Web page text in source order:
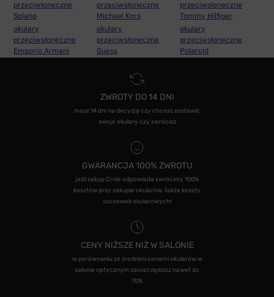
przeciwłoneczne
Solano
przeciwsłoneczne
Michael Kors
przeciwsłoneczne
Tommy Hilfiger
okulary
przeciwsłoneczne
Emporio Armani
okulary
przeciwsłoneczne
Guess
okulary
przeciwsłoneczne
Polaroid
ZWROTY DO 14 DNI
masz 14 dni na decyzję czy chcesz zostawić
swoje okulary czy zwrócisz
GWARANCJA 100% ZWROTU
jeśli zakup Ci nie odpowiada zwrócimy 100%
kosztów przy zakupie okularów, także koszty
soczewek okularowych!
CENY NIŻSZE NIŻ W SALONIE
w porównaniu ze średnimi cenami okularów w
salonie optycznym zaoszczędzisz nawet do
70%